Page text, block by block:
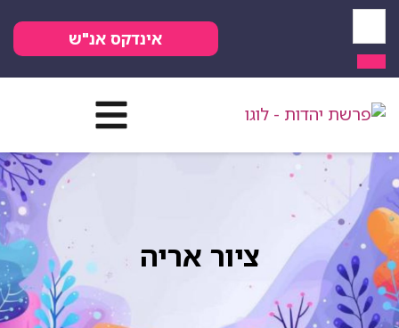
אינדקס אנ"ש
ציור אריה